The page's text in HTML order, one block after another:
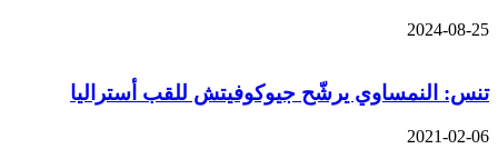
2024-08-25
تنس: النمساوي يرشّح جيوكوفيتش للقب أستراليا
2021-02-06